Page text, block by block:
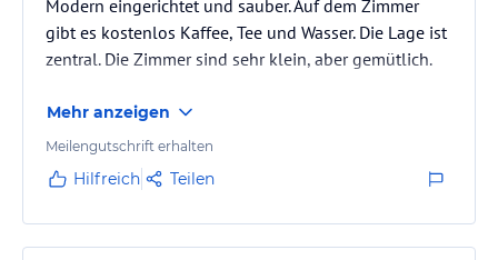
Modern eingerichtet und sauber. Auf dem Zimmer
gibt es kostenlos Kaffee, Tee und Wasser. Die Lage ist
zentral. Die Zimmer sind sehr klein, aber gemütlich.
Mehr anzeigen
Meilengutschrift erhalten
Hilfreich Teilen